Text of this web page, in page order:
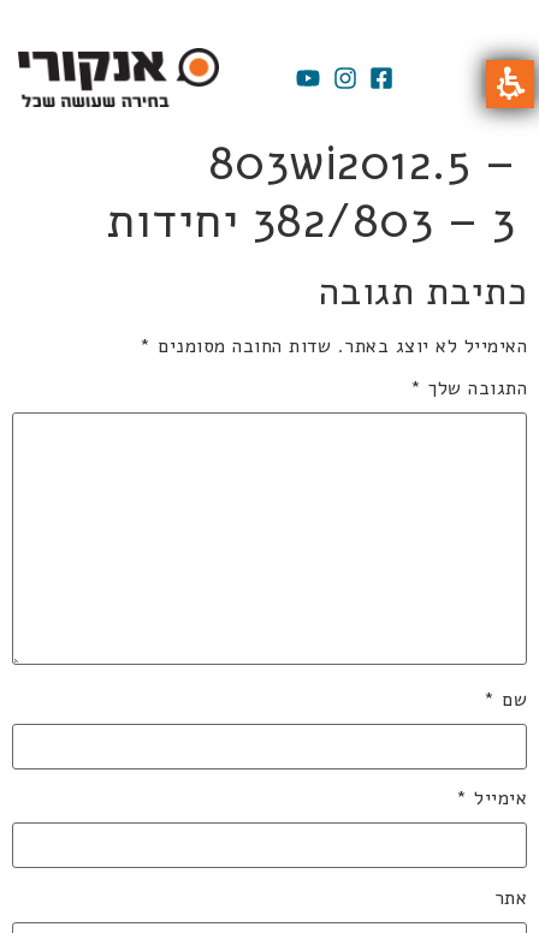
803wi2012.5 –
382/803 – 3 יחידות
כתיבת תגובה
האימייל לא יוצג באתר. שדות החובה מסומנים *
התגובה שלך *
שם *
אימייל *
אתר